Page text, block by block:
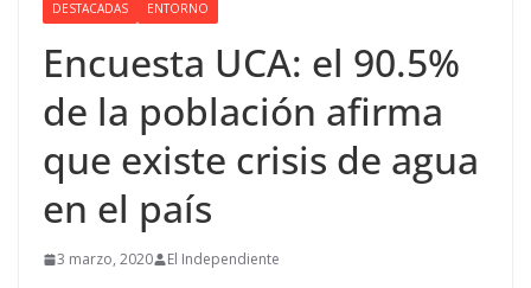
DESTACADAS ENTORNO
Encuesta UCA: el 90.5%
de la población afirma
que existe crisis de agua
en el país
3 marzo, 2020 El Independiente